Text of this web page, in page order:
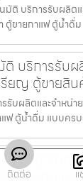
มัติ บริการรับผลิต
ตู้ขายกาแฟ ตู้น้ำดื่ม
บริการรับผ
ยญ ตู้ขายสิน
รับผลิตและจำหน่
ฟ ตู้น้ำดื่ม แบบคร
น่ายหน้ากาก
ติดต่อ แ